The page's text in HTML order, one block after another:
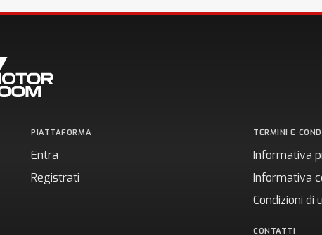
PIATTAFORMA
Entra
Registrati
TERMINI E
Informativa
Informativa
Condizioni di
CONTATTI